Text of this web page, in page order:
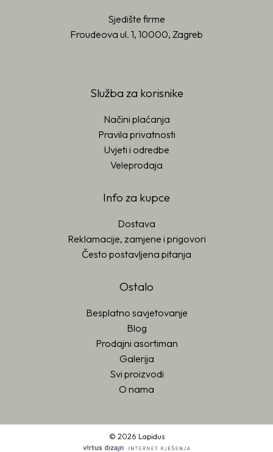
Sjedište firme
Froudeova ul. 1, 10000, Zagreb
Služba za korisnike
Načini plaćanja
Pravila privatnosti
Uvjeti i odredbe
Veleprodaja
Info za kupce
Dostava
Reklamacije, zamjene i prigovori
Često postavljena pitanja
Ostalo
Besplatno savjetovanje
Blog
Prodajni asortiman
Galerija
Svi proizvodi
O nama
© 2026 Lapidus